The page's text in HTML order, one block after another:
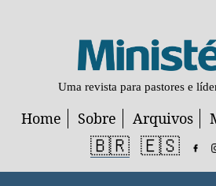
Uma revista para pastores e
Home Sobre Arquivos
🇧🇷 🇪🇸